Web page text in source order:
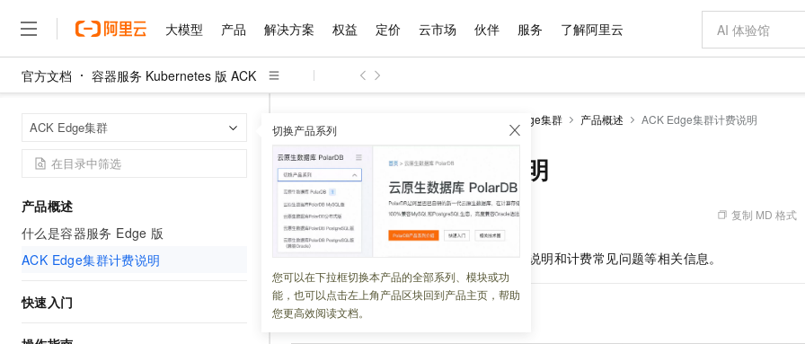
大模型 产品 解决方案 权益 定价 云市场 伙伴 服务 了解阿里云
官方文档 容器服务 Kubernetes 版 ACK
ACK Edge集群 切换产品系列
您可以在下拉框切换本产品的全部系列、模块或功
能，也可以点击左上角产品区块回到产品主页，帮助
您更高效阅读文档。
产品概述
什么是容器服务 Edge 版
ACK Edge集群计费说明
快速入门
ACK Edge集群 产品概述 ACK Edge集群计费说明
ACK Edge集群计费说明
更新时间： 2026-04-08 06:25:29 复制 MD 格式
计费说明、欠费说明和计费常见问题等相关信息。
计费说明
大模型
大模型
大模型
文本生成
Qwen3.8-Max HOT
智能体时代全能旗舰模型 Kimi 最新旗舰模型，长程编程与推理利器
产品
精选产品
人工智能与机器学习
容器
精选产品
大模型服务平台百炼
大模型服务与应用平台
千问大模型
多元化、高性能、安全可靠的大模型服务
无影云电脑
随时随地安全接入的云上超级电脑
云解析DNS
域名与网站
提供智能易用的域名与建站服务
对象存储 OSS
人工智能平台 PAI 大模型
一站式AI开发、训练和推理服务
Qoder CN
解决方案
精选解决方案
AI
大数据
精选解决方案
睿译宝，AI翻译排版一步到位
上传文档即自动完成翻译和格式还原
GLM-5.2：长任务时代开源旗舰模型
真正可用的 1M 上下文,一次完成代码全链路开发
Hermes Agent，打造自进化智能体
自主进化，持久记忆，越用越聪明
快速拥有专属 OpenClaw
即刻拥有 DeepSeek-V4-Pro
轻松解锁专属 DeepSeek-V4-Pro
5 分钟轻松部署专属 QwenPaw HOT
从聊天伙伴进化为能主动干活的本地数字员工
Claude Code + GStack 打造工程团队
一键购买专属
权益 普惠上云
普惠上云 官方力荐
云服务器38元/年起，超值低价云产品抢先购
官方推荐返现计划
推荐新用户得奖励，单订单最高返9万
云工开物
高校专属算力普惠，学生认证享300元代金券
免费试用
AI 特惠
智启 AI 普惠权益
至高享 1亿+免费 tokens，加速 Al 应用落地
阿里云 OPC 创新助力计划
至高百万元 Token 补贴，加速一人公司成长
Token Plan 模型订阅计划 NEW
Qwen3.8-Max 首发尝鲜，限时加量 10 倍，夜间低至2折
千问办公，限时限量积分加倍
AI 场景体
从图文生成到
定价 产品定价
了解云产品的定价详情
云上成本管理
管理和优化成本
价格计算器
自助选配和估算价格
价格优势
推动算力普惠，释放技术红利
配置报价
云市场 精选商城
网站建设
多端小程序
Salesforce 国际版订阅
友盟天域
观测云
Tuya 物联网平台阿里云版
数据与 API
数据集
手机三要素
身份实名认证
短信
OCR 文字识别
发票查验
基础软件
伙伴 成为销售伙伴
分销伙伴
咨询伙伴
销售伙伴合作计划
Salesforce On Alibaba Cloud
Consulting Partner 合作计划
成为产品伙伴
产品生态集成认证中心
产品生态伙伴
产品生态伙伴工作台
产品伙伴
服务 售前咨询
在线服务
售后服务
自助服务
工单服务
短信专区
企业增值服务
企业支持计划
专家技术服务
企业增值服务台
企业成长
服务实践
阿里云认证
了解阿里云 为什么选择阿里云
什么是云计算
技术领先
稳定可靠
安全合规
分析师报告
研究报告与白皮书
最佳实践
云上春晚
云上奥运之旅
云栖战略参考
云上的中国
看见新力量
金融模力时刻
市场活动